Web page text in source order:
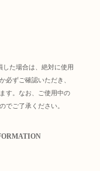
た場合は、絶対に使用
必ずご確認いただき、
す。なお、ご使用中の
でご了承ください。